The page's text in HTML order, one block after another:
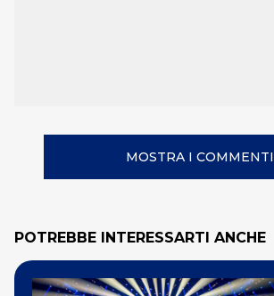
MOSTRA I COMMENTI
POTREBBE INTERESSARTI ANCHE